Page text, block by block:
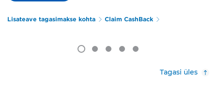
Lisateave tagasimakse kohta Claim CashBack
Tagasi üles